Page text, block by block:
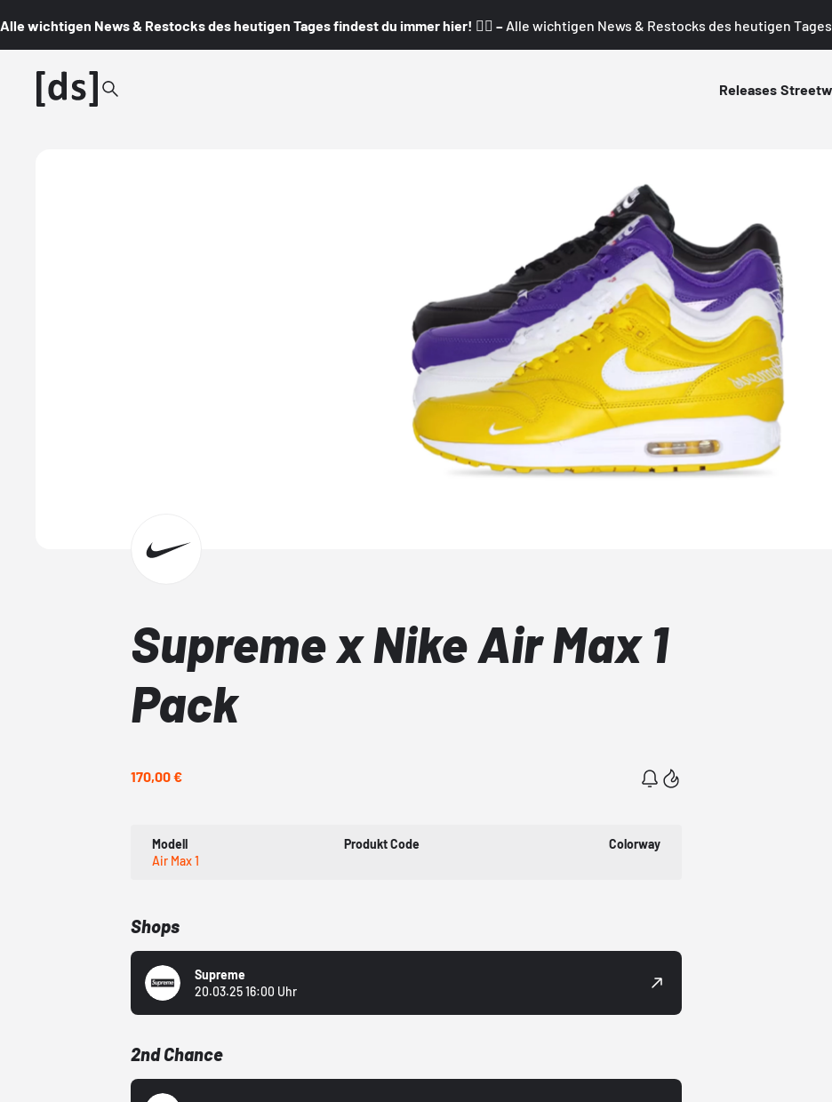
Alle wichtigen News & Restocks des heutigen Tages findest du immer hier! 👇🏼 – Alle wichtigen News & Restocks des heutigen Tages
Releases
Supreme x Nike Air Max 1
Pack
170,00 €
Modell
Air Max 1
Produkt Code Colorway
Shops
Supreme
20.03.25 16:00 Uhr
2nd Chance